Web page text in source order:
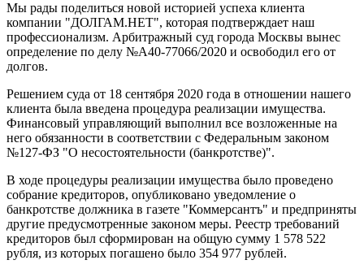
Мы рады поделиться новой историей успеха клиента
компании "ДОЛГАМ.НЕТ", которая подтверждает наш
профессионализм. Арбитражный суд города Москвы вынес
определение по делу №А40-77066/2020 и освободил его от
долгов.
Решением суда от 18 сентября 2020 года в отношении нашего
клиента была введена процедура реализации имущества.
Финансовый управляющий выполнил все возложенные на
него обязанности в соответствии с Федеральным законом
№127-ФЗ "О несостоятельности (банкротстве)".
В ходе процедуры реализации имущества было проведено
собрание кредиторов, опубликовано уведомление о
банкротстве должника в газете "Коммерсантъ" и предприняты
другие предусмотренные законом меры. Реестр требований
кредиторов был сформирован на общую сумму 1 578 522
рубля, из которых погашено было 354 977 рублей.